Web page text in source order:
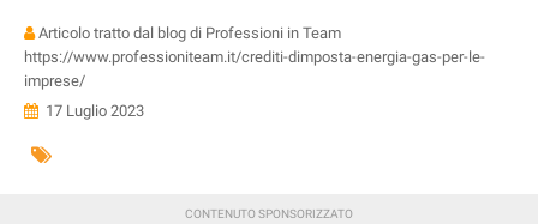
Articolo tratto dal blog di Professioni in Team
https://www.professioniteam.it/crediti-dimposta-energia-gas-per-le-
imprese/
17 Luglio 2023